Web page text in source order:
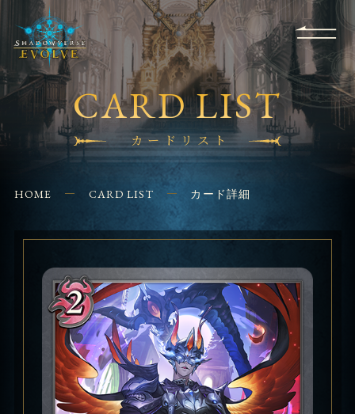
Q&A
EVENT SHOPS
FOR
BEGINNERS
APPLICATION
CONTACT
CARD LIST
カードリスト
HOME CARD LIST カード詳細